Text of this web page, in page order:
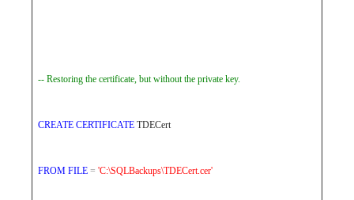
-- Restoring the certificate, but without the private key.
CREATE CERTIFICATE TDECert
FROM FILE = 'C:\SQLBackups\TDECert.cer'